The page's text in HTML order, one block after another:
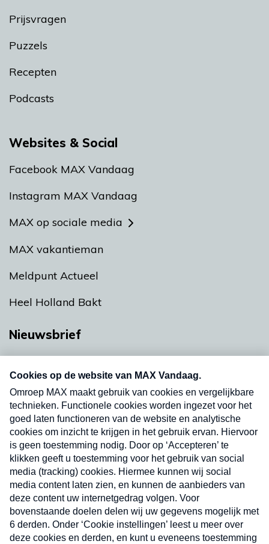
Prijsvragen
Puzzels
Recepten
Podcasts
Websites & Social
Facebook MAX Vandaag
Instagram MAX Vandaag
MAX op sociale media
MAX vakantieman
Meldpunt Actueel
Heel Holland Bakt
Nieuwsbrief
nieuwsbrief. Elke vrijdag- en dinsdagochtend in
uw mailbox.
Verzend
Nieuwsbrief